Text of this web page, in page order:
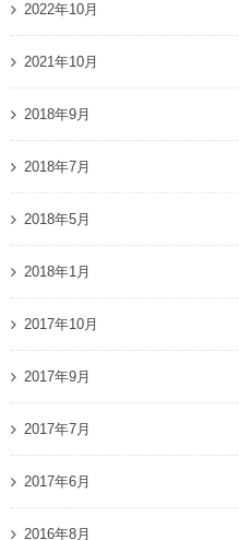
2022年10月
2021年10月
2018年9月
2018年7月
2018年5月
2018年1月
2017年10月
2017年9月
2017年7月
2017年6月
2016年8月